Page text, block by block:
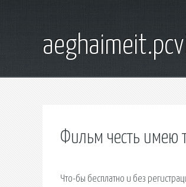
Фильм честь имею
Что-бы бесплатно и без